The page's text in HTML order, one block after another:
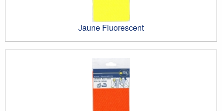
Jaune Fluorescent